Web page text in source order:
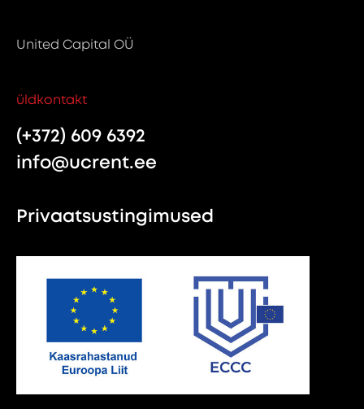
United Capital OÜ
üldkontakt
(+372) 609 6392
info@ucrent.ee
Privaatsustingimused